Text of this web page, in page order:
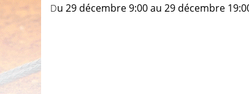
Du 29 décembre 9:00 au 29 décembre